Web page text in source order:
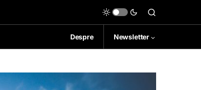
Despre Newsletter